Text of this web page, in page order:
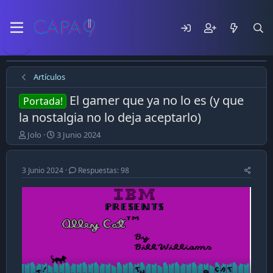
Artículos
Portada!
El gamer que ya no lo es (y que
la nostalgia no lo deja aceptarlo)
E
m
e
z
ó
Jolo
F
e
h
a
d
i
c
3 Junio 2024
3 Junio 2024 Respuestas: 98